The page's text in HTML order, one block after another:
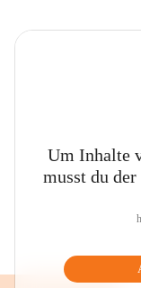
Um Inhalte
musst du